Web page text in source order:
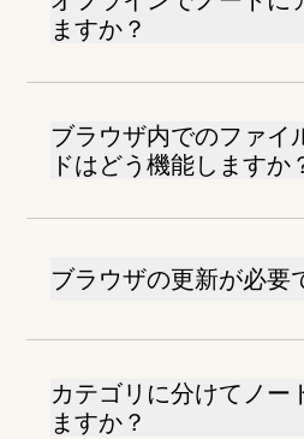
ますか？
ブラウザ内でのファイ
ドはどう機能しますか
ブラウザの更新が必要
カテゴリに分けてノー
ますか？